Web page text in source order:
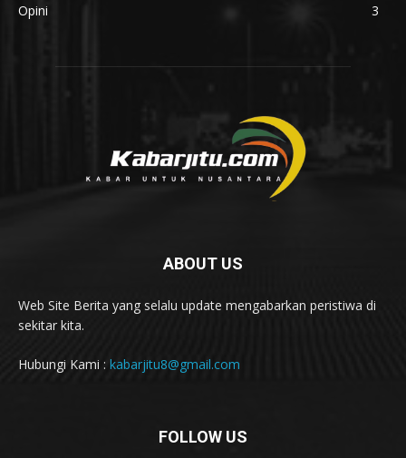
Opini
3
ABOUT US
Web Site Berita yang selalu update mengabarkan peristiwa di
sekitar kita.
Hubungi Kami : kabarjitu8@gmail.com
FOLLOW US